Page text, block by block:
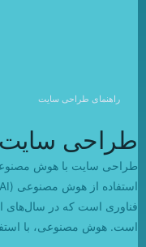
راهنمای طراحی سایت
طراحی
طراحی سایت با هوش
فناوری است که در سال‌های
است. هوش مصنوعی، با